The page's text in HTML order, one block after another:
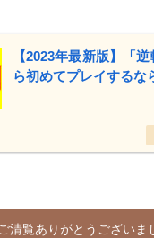
【2023年最新版】「
ら初めてプレイするな
清覧ありがとうございま